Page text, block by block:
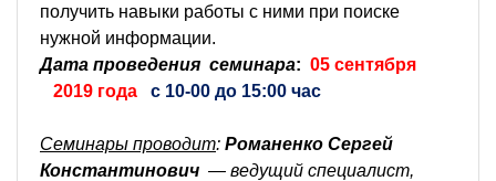
получить навыки работы с ними при поиске
нужной информации.
Дата проведения семинара: 05 сентября
2019 года с 10-00 до 15:00 час
Семинары проводит: Романенко Сергей
Константинович — ведущий специалист,